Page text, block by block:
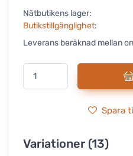
Nätbutikens lager:
Butikstillgänglighet:
Leverans beräknad mellan
Spara
Variationer (13)